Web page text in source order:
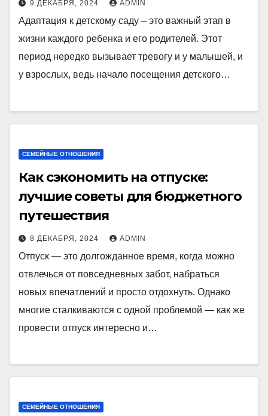
9 ДЕКАБРЯ, 2024 ADMIN
Адаптация к детскому саду – это важный этап в
жизни каждого ребенка и его родителей. Этот
период нередко вызывает тревогу и у малышей, и
у взрослых, ведь начало посещения детского…
СЕМЕЙНЫЕ ОТНОШЕНИЯ
Как сэкономить на отпуске:
лучшие советы для бюджетного
путешествия
8 ДЕКАБРЯ, 2024 ADMIN
Отпуск — это долгожданное время, когда можно
отвлечься от повседневных забот, набраться
новых впечатлений и просто отдохнуть. Однако
многие сталкиваются с одной проблемой — как же
провести отпуск интересно и…
СЕМЕЙНЫЕ ОТНОШЕНИЯ